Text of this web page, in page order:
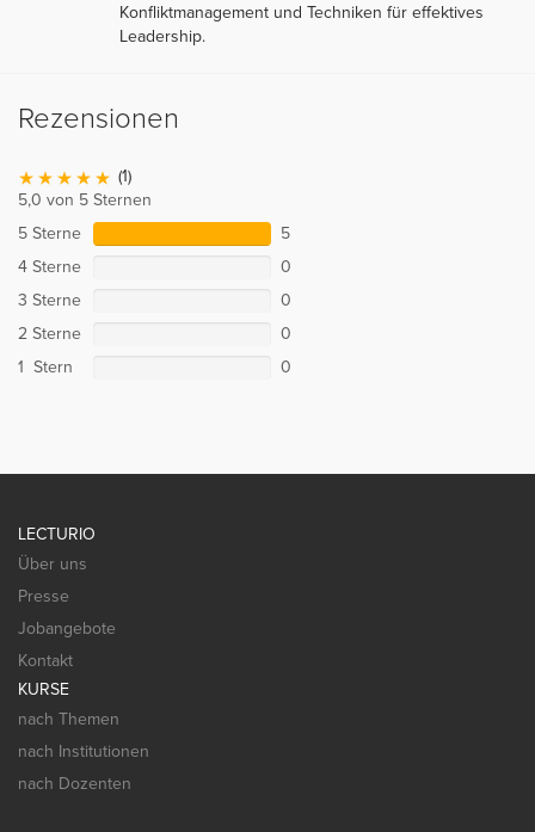
Konfliktmanagement und Techniken für effektives
Leadership.
Rezensionen
(1)
5,0 von 5 Sternen
5 Sterne
5
4 Sterne
0
3 Sterne
0
2 Sterne
0
1 Stern
0
LECTURIO
Über uns
Presse
Jobangebote
Kontakt
KURSE
nach Themen
nach Institutionen
nach Dozenten